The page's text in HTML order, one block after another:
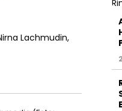
Lachmudin,